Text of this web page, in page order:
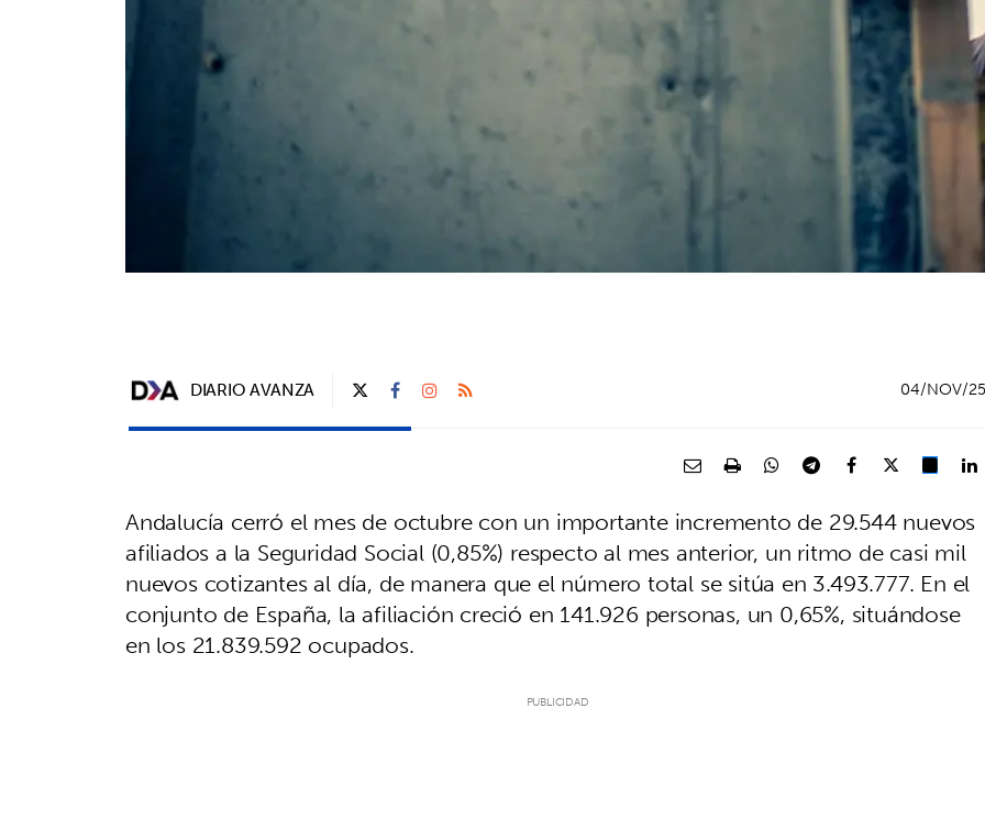
DIARIO AVANZA 04/NOV/25
Andalucía cerró el mes de octubre con un importante incremento de 29.544 nuevos
afiliados a la Seguridad Social (0,85%) respecto al mes anterior, un ritmo de casi mil
nuevos cotizantes al día, de manera que el número total se sitúa en 3.493.777. En el
conjunto de España, la afiliación creció en 141.926 personas, un 0,65%, situándose
en los 21.839.592 ocupados.